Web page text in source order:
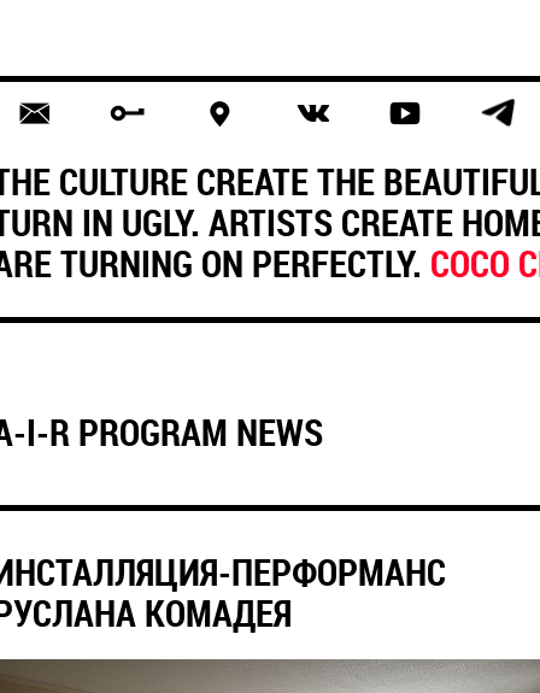
CULTURE CREATE THE
IN UGLY. ARTISTS CREATE
TURNING ON PERFECTLY. COCO
I-R PROGRAM NEWS
ПЕРФОРМАНС
КОМАДЕЯ